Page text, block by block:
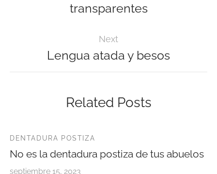
transparentes
Next
Lengua atada y besos
Related Posts
DENTADURA POSTIZA
No es la dentadura postiza de tus abuelos
septiembre 15, 2023